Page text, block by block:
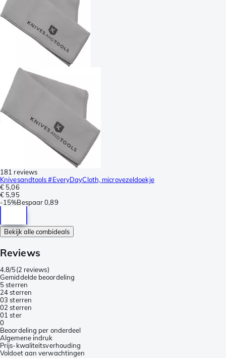
181 reviews
Knivesandtools #EveryDayCloth, microvezeldoekje
€ 5,06
€ 5,95
-15%Bespaar 0,89
Bekijk alle combideals
Reviews
4.8/5(2 reviews)
Gemiddelde beoordeling
5 sterren
24 sterren
03 sterren
02 sterren
01 ster
0
Beoordeling per onderdeel
Algemene indruk
Prijs-kwaliteitsverhouding
Voldoet aan verwachtingen